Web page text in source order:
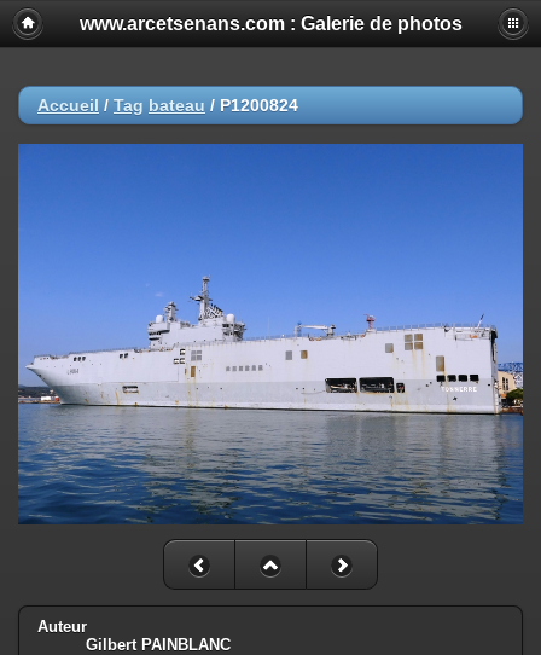
www.arcetsenans.com : Galerie de photos
Accueil / Tag bateau / P1200824
Auteur
Gilbert PAINBLANC